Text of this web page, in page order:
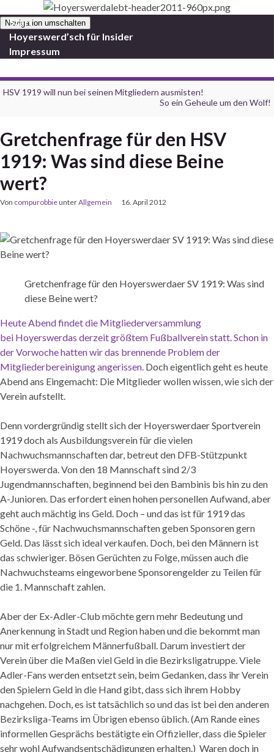
Navigation umschalten
Start
Hoyerswerd’sch für Insider
Impressum
HSV 1919 will nun bei seinen Mitgliedern ausmisten!
So ein Geheule um den Wolf!
Gretchenfrage für den HSV
1919: Was sind diese Beine
wert?
Von compurobbieunterAllgemein 16. April 2012
Gretchenfrage für den Hoyerswerdaer SV 1919: Was sind
diese Beine wert?
Heute Abend findet die Mitgliederversammlung
bei Hoyerswerdas derzeit größtem Fußballverein statt.Schon in
der Vorwoche hatten wir das brennende Problem der
Mitgliederbereinigung angerissen. Doch eigentlich geht es heute
Abend ans Eingemacht: Die Mitglieder wollen wissen, wie sich der
Verein aufstellt.
Denn vordergründig stellt sich der Hoyerswerdaer Sportverein
1919 doch als Ausbildungsverein für die vielen
Nachwuchsmannschaften dar, betreut den DFB-Stützpunkt
Hoyerswerda. Von den 18 Mannschaft sind 2/3
Jugendmannschaften, beginnend bei den Bambinis bis hin zu den
A-Junioren. Das erfordert einen hohen personellen Aufwand, aber
geht auch mächtig ins Geld. Doch – und das ist für 1919 das
Schöne -, für Nachwuchsmannschaften geben Sponsoren gern
Geld. Das lässt sich ideal verkaufen. Doch, bei den Männern ist
das schwieriger. Bösen Gerüchten zu Folge, müssen auch die
Nachwuchsteams eingeworbene Sponsorengelder zu Teilen für
die 1. Mannschaft zahlen.
Aber der Ex-Adler-Club möchte gern mehr Bedeutung und
Anerkennung in Stadt und Region haben und die bekommt man
nur mit erfolgreichem Männerfußball. Darum investiert der
Verein über die Maßen viel Geld in die Bezirksligatruppe. Viele
Adler-Fans werden entsetzt sein, beim Gedanken, dass ihr Verein
den Spielern Geld in die Hand gibt, dass sich ihrem Hobby
nachgehen. Doch, es ist tatsächlich so und das ist bei den anderen
Bezirksliga-Teams im Übrigen ebenso üblich. (Am Rande eines
informellen Gesprächs bestätigte ein Offizieller, dass die Spieler
sehr wohl Aufwandsentschädigungen erhalten.) Waren doch in